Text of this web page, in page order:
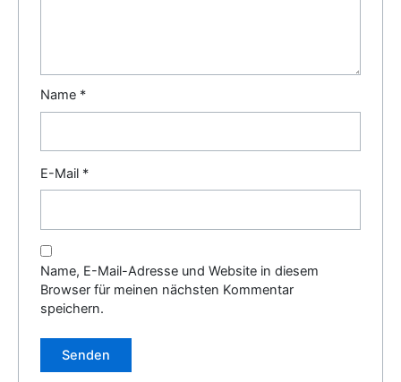
Name *
E-Mail *
Name, E-Mail-Adresse und Website in diesem
Browser für meinen nächsten Kommentar
speichern.